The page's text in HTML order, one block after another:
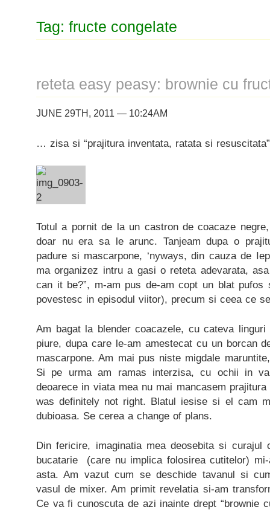
Tag: fructe congelate
reteta easy peasy: brownie cu
JUNE 29TH, 2011 — 10:24AM
… zisa si “prajitura inventata, ratata si resuscitata”
Totul a pornit de la un castron de coacaze
doar nu era sa le arunc. Tanjeam dupa o
padure si mascarpone, ‘nyways, din cauza de
ma organizez intru a gasi o reteta adevarata,
can it be?”, m-am pus de-am copt un blat
povestesc in episodul viitor), precum si ceea ce
Am bagat la blender coacazele, cu cateva
piure, dupa care le-am amestecat cu un borcan
mascarpone. Am mai pus niste migdale
Si pe urma am ramas interzisa, cu ochii in
deoarece in viata mea nu mai mancasem
was definitely not right. Blatul iesise si el cam
dubioasa. Se cerea a change of plans.
Din fericire, imaginatia mea deosebita si
bucatarie (care nu implica folosirea cutitelor)
asta. Am vazut cum se deschide tavanul si
vasul de mixer. Am primit revelatia si-am
Ce va fi cunoscuta de azi inainte drept “brownie